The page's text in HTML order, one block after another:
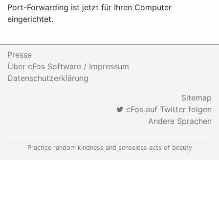
Port-Forwarding ist jetzt für Ihren Computer
eingerichtet.
Presse
Über cFos Software / Impressum
Datenschutzerklärung
Sitemap
cFos auf Twitter folgen
Andere Sprachen
Practice random kindness and senseless acts of beauty